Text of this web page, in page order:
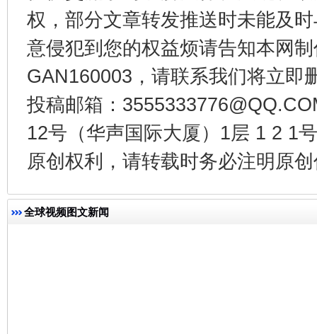
权，部分文章转发推送时未能及
意侵犯到您的权益烦请告知本网
GAN160003，请联系我们将立即
投稿邮箱：
12号（华声国际大厦）1层 1 2 1
原创权利，请转载时务必注明原
全球视频图文新闻
在谋一域中谋全局
今